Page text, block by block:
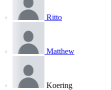
Ritto
Matthew
Koering